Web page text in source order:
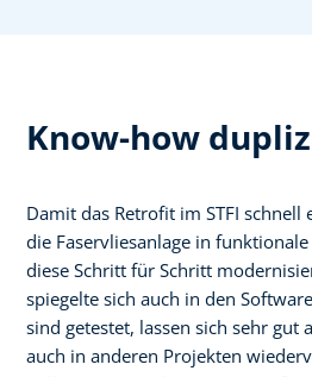
Know-how
Damit das Retrofit im STFI
die Faservliesanlage in
diese Schritt für Schritt
spiegelte sich auch in den
sind getestet, lassen sich sehr gut
auch in anderen Projekten